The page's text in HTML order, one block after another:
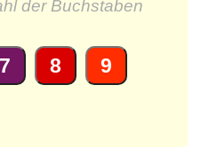
der Buchstaben
7 8
9